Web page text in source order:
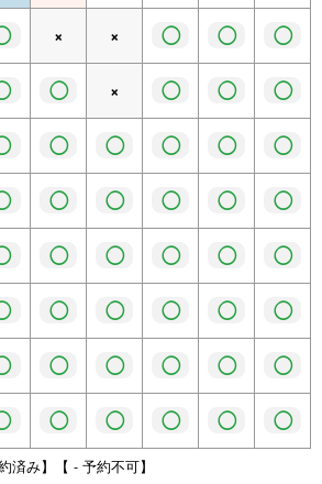
× × ◯ ◯ ◯
◯ × ◯ ◯ ◯
◯ ◯ ◯ ◯ ◯
◯ ◯ ◯ ◯ ◯
◯ ◯ ◯ ◯ ◯
◯ ◯ ◯ ◯ ◯
◯ ◯ ◯ ◯ ◯
◯ ◯ ◯ ◯ ◯
済み】【 - 予約不可】